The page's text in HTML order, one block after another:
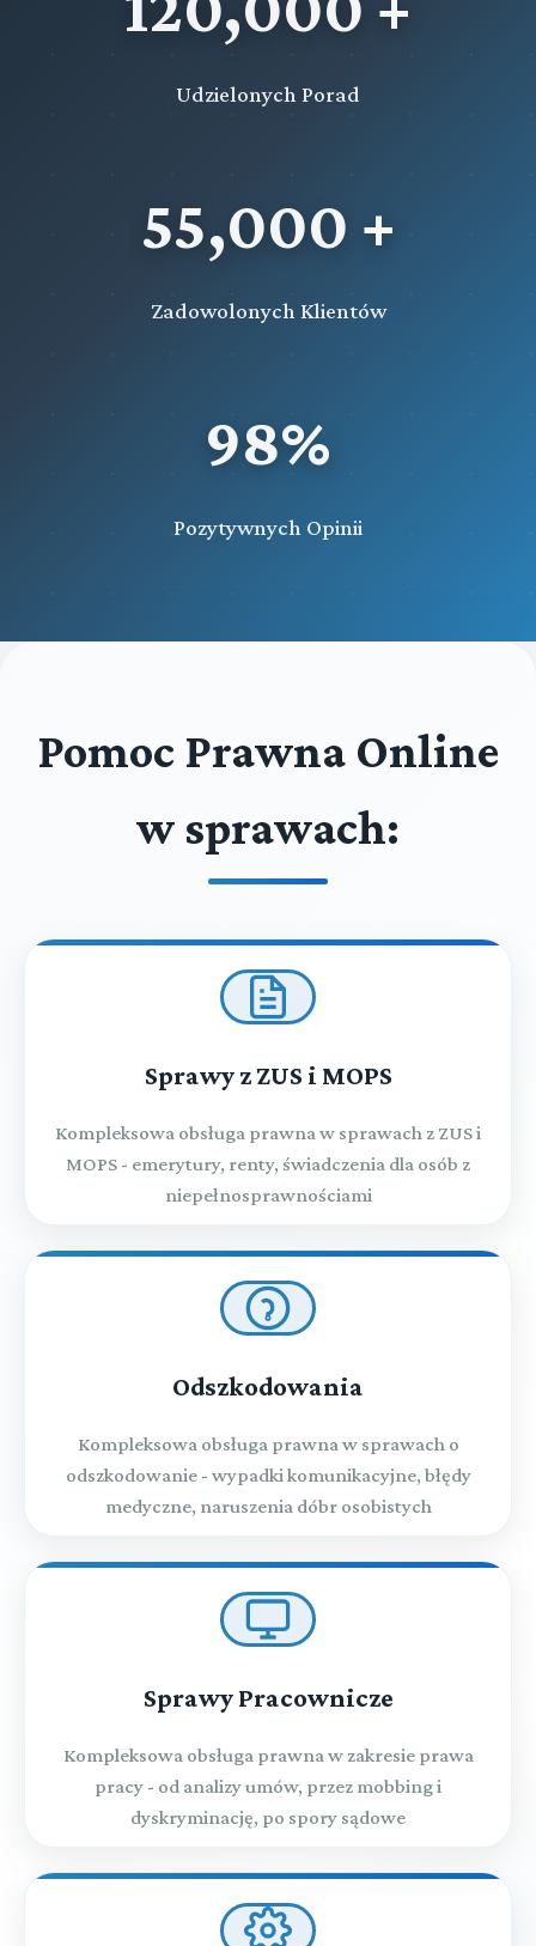
Udzielonych Porad
55,000 +
Zadowolonych Klientów
98%
Pozytywnych Opinii
Pomoc Prawna Online
w sprawach:
Sprawy z ZUS i MOPS
Kompleksowa obsługa prawna w sprawach z ZUS i
MOPS - emerytury, renty, świadczenia dla osób z
niepełnosprawnościami
Odszkodowania
Kompleksowa obsługa prawna w sprawach o
odszkodowanie - wypadki komunikacyjne, błędy
medyczne, naruszenia dóbr osobistych
Sprawy Pracownicze
Kompleksowa obsługa prawna w zakresie prawa
pracy - od analizy umów, przez mobbing i
dyskryminację, po spory sądowe